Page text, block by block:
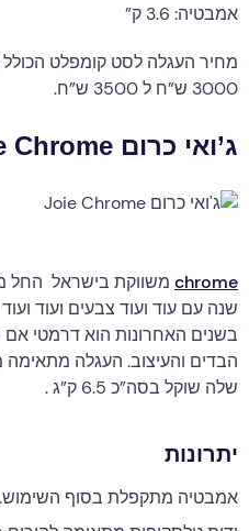
אמבטיה: 3.6 ק”
מחיר העגלה לסט קומפלט הכולל
3000 ש”ח ל 3500 ש”ח.
ג’ואי כרום Joie Chrome
chrome
שנה עם עוד ועוד צבעים ועוד
בשנים האחרונות הוא דרמטי
שלה שוקל בסה”כ 6.5 ק”ג .
יתרונות
אמבטיה מתקפלת בסוף השימוש.